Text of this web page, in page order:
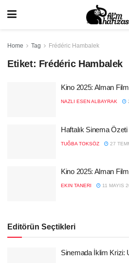
Home Tag Frédéric Hambalek
Etiket: Frédéric Hambalek
Kino 2025: Alman
NAZLI ESEN ALBAYRAK
Haftalık Sinema Özeti
TUĞBA TOKSÖZ 27
Kino 2025: Alman
EKIN TANERI 11 MAYIS
Editörün Seçtikleri
Sinemada İklim Krizi: